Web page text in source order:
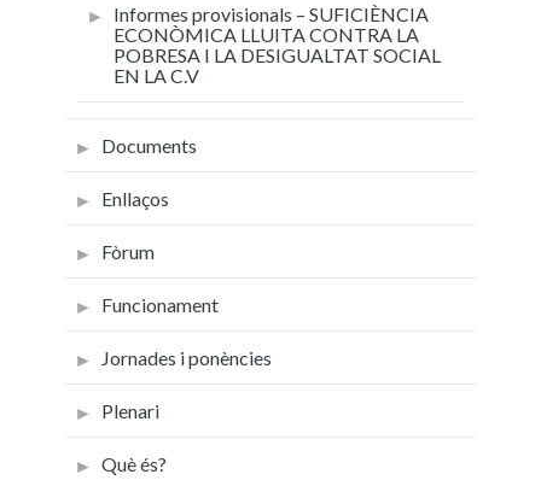
Informes provisionals – SUFICIÈNCIA
ECONÒMICA LLUITA CONTRA LA
POBRESA I LA DESIGUALTAT SOCIAL
EN LA C.V
Documents
Enllaços
Fòrum
Funcionament
Jornades i ponències
Plenari
Què és?